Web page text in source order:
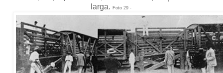
larga. Foto 29 -